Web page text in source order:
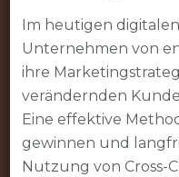
Im heutigen
Unternehmen von
ihre
verändernden
Eine effektive
gewinnen und
Nutzung von Cross-